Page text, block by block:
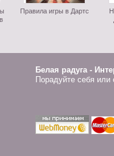
Правила игры в Дартс
Белая радуга -
Порадуйте себя